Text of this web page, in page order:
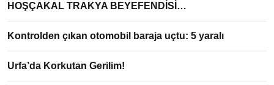
HOŞÇAKAL TRAKYA BEYEFENDİSİ…
Kontrolden çıkan otomobil baraja uçtu: 5 yaralı
Urfa’da Korkutan Gerilim!